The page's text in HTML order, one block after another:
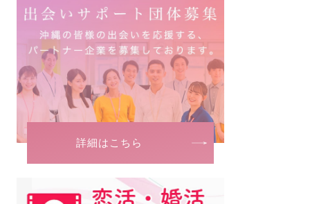
詳細はこちら